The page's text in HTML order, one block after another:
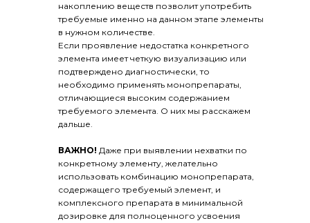
накоплению веществ позволит употребить
требуемые именно на данном этапе элементы
в нужном количестве.
Если проявление недостатка конкретного
элемента имеет четкую визуализацию или
подтверждено диагностически, то
необходимо применять монопрепараты,
отличающиеся высоким содержанием
требуемого элемента. О них мы расскажем
дальше.
ВАЖНО! Даже при выявлении нехватки по
конкретному элементу, желательно
использовать комбинацию монопрепарата,
содержащего требуемый элемент, и
комплексного препарата в минимальной
дозировке для полноценного усвоения